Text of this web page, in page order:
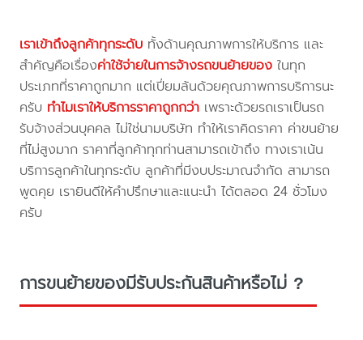
เราเข้าถึงลูกค้าทุกระดับ ทั้งด้านคุณภาพการให้บริการ และ
สำคัญคือเรื่องค่าใช้จ่ายในการจ้างรถขนย้ายของ ในทุก
ประเภทที่ราคาถูกมาก แต่เปี่ยมล้นด้วยคุณภาพการบริการนะ
ครับ ทำไมเราให้บริการราคาถูกกว่า เพราะด้วยรถเราเป็นรถ
รับจ้างส่วนบุคคล ไม่ใช่นามบริษัท ทำให้เราคิดราคา ค่าขนย้าย
ที่ไม่สูงมาก ราคาที่ลูกค้าทุกท่านสามารถเข้าถึง ทางเราเน้น
บริการลูกค้าในทุกระดับ ลูกค้าที่มีงบประมาณจำกัด สามารถ
พูดคุย เรายินดีให้คำปรึกษาและแนะนำ ได้ตลอด 24 ชั่วโมง
ครับ
การขนย้ายของมีรับประกันสินค้าหรือไม่ ?